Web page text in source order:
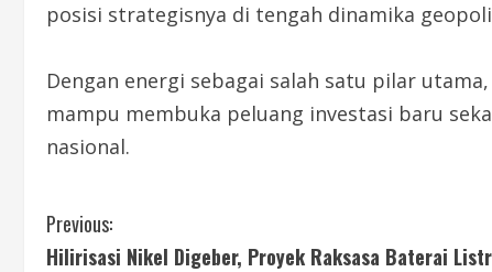
posisi strategisnya di tengah dinamika
Dengan energi sebagai salah satu pilar
mampu membuka peluang investasi baru
nasional.
Previous:
Hilirisasi Nikel Digeber, Proyek Raksasa Baterai